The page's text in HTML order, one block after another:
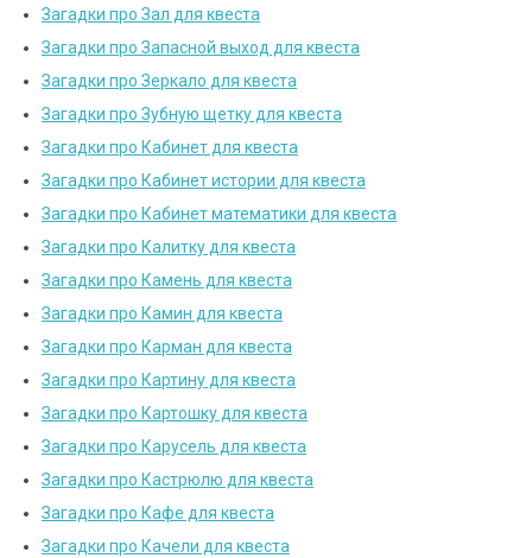
Загадки про Зал для квеста
Загадки про Запасной выход для квеста
Загадки про Зеркало для квеста
Загадки про Зубную щетку для квеста
Загадки про Кабинет для квеста
Загадки про Кабинет истории для квеста
Загадки про Кабинет математики для квеста
Загадки про Калитку для квеста
Загадки про Камень для квеста
Загадки про Камин для квеста
Загадки про Карман для квеста
Загадки про Картину для квеста
Загадки про Картошку для квеста
Загадки про Карусель для квеста
Загадки про Кастрюлю для квеста
Загадки про Кафе для квеста
Загадки про Качели для квеста